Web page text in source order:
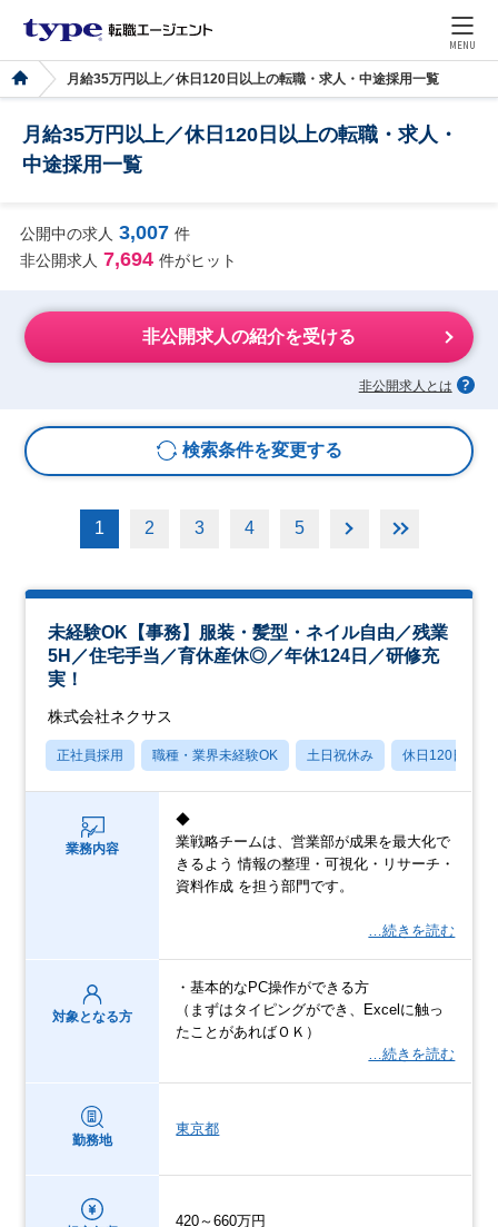
MENU
月給35万円以上／休日120日以上の転職・求人・中途採用一覧
月給35万円以上／休日120日以上の転職・求人・
中途採用一覧
公開中の求人 3,007 件
非公開求人 7,694 件がヒット
非公開求人の紹介を受ける
非公開求人とは
検索条件を変更する
1 2 3 4 5
未経験OK【事務】服装・髪型・ネイル自由／残業
5H／住宅手当／育休産休◎／年休124日／研修充
実！
株式会社ネクサス
正社員採用 職種・業界未経験OK 土日祝休み 休日120日以上
業務内容
◆
業戦略チームは、営業部が成果を最大化で
きるよう 情報の整理・可視化・リサーチ・
資料作成 を担う部門です。
…続きを読む
対象となる方
・基本的なPC操作ができる方
（まずはタイピングができ、Excelに触っ
たことがあればＯＫ）
…続きを読む
勤務地
東京都
420～660万円